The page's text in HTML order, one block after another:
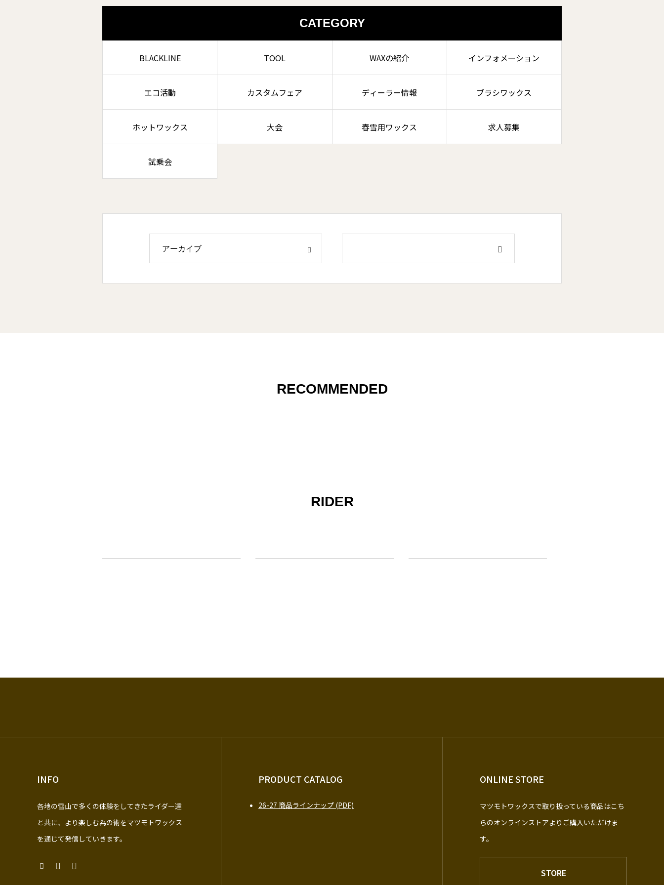
CATEGORY
BLACKLINE TOOL WAXの紹介 インフォメーション
エコ活動 カスタムフェア ディーラー情報 ブラシワックス
ホットワックス 大会 春雪用ワックス 求人募集
試乗会
RECOMMENDED
RIDER
INFO
各地の雪山で多くの体験をしてきたライダー達
と共に、より楽しむ為の術をマツモトワックス
を通じて発信していきます。
PRODUCT CATALOG
26-27 商品ラインナップ (PDF)
ONLINE STORE
マツモトワックスで取り扱っている商品はこち
らのオンラインストアよりご購入いただけま
す。
STORE